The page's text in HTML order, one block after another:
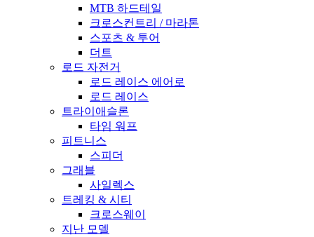
MTB 하드테일
크로스컨트리 / 마라톤
스포츠 & 투어
더트
로드 자전거
로드 레이스 에어로
로드 레이스
트라이애슬론
타임 워프
피트니스
스피더
그래블
사일렉스
트레킹 & 시티
크로스웨이
지난 모델